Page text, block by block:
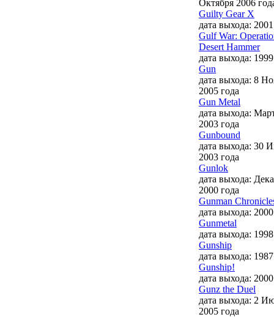
Октября 2006
Guilty Gear X
дата выхода:
Gulf War:
Desert Hammer
дата выхода:
Gun
дата выхода: 8
2005 года
Gun Metal
дата выхода:
2003 года
Gunbound
дата выхода: 30
2003 года
Gunlok
дата выхода:
2000 года
Gunman
дата выхода:
Gunmetal
дата выхода:
Gunship
дата выхода:
Gunship!
дата выхода:
Gunz the Duel
дата выхода: 2
2005 года